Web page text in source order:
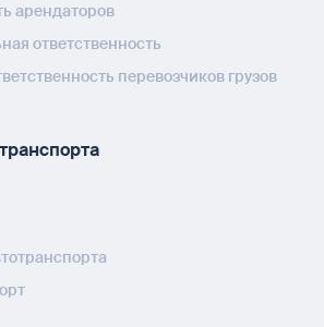
арендаторов
ответственность
перевозчиков грузов